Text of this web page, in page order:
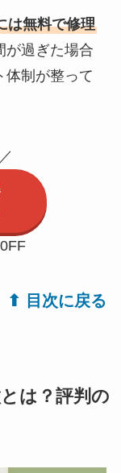
は無料で修理
が過ぎた場合
体制が整って
⬆︎ 目次に戻る
は？評判の